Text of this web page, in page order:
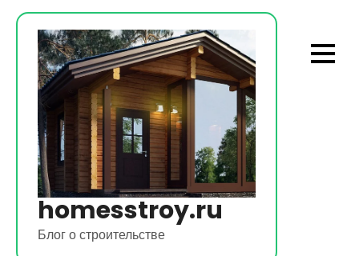
Перейти
содержимому
homesstroy.ru
Блог о строительстве